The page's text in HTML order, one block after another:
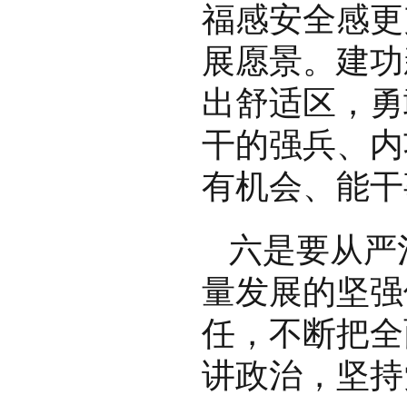
福感安全感
展愿景。建
出舒适区，
干的强兵、
有机会、能
六是要从
量发展的坚
任，不断把
讲政治，坚